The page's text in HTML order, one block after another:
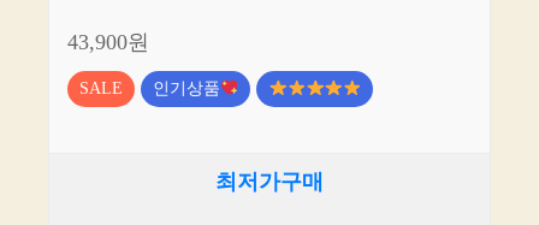
43,900원
SALE 인기상품
최저가구매